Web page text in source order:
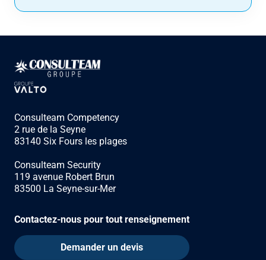
Consulteam Competency
2 rue de la Seyne
83140 Six Fours les plages
Consulteam Security
119 avenue Robert Brun
83500 La Seyne-sur-Mer
Contactez-nous pour tout renseignement
Demander un devis